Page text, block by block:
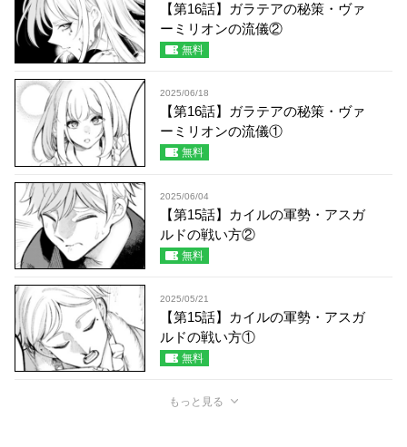
【第16話】ガラテアの秘策・ヴァ
ーミリオンの流儀②
無料
2025/06/18
【第16話】ガラテアの秘策・ヴァ
ーミリオンの流儀①
無料
2025/06/04
【第15話】カイルの軍勢・アスガ
ルドの戦い方②
無料
2025/05/21
【第15話】カイルの軍勢・アスガ
ルドの戦い方①
無料
もっと見る